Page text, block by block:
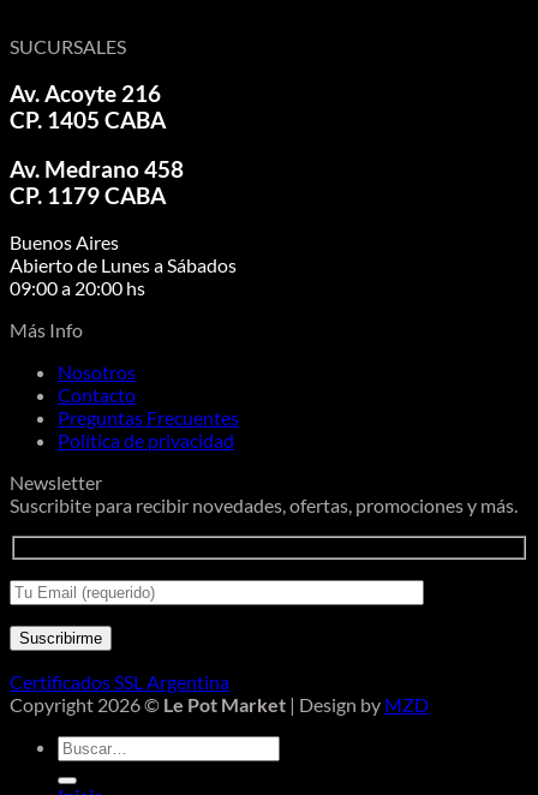
SUCURSALES
Av. Acoyte 216
CP. 1405 CABA
Av. Medrano 458
CP. 1179 CABA
Buenos Aires
Abierto de Lunes a Sábados
09:00 a 20:00 hs
Más Info
Nosotros
Contacto
Preguntas Frecuentes
Política de privacidad
Newsletter
Suscribite para recibir novedades, ofertas, promociones y más.
Certificados SSL Argentina
Copyright 2026 © Le Pot Market | Design by MZD
Buscar
por: